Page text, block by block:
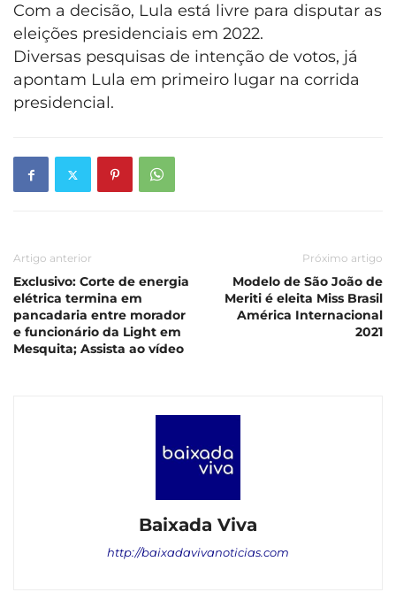
Com a decisão, Lula está livre para disputar as
eleições presidenciais em 2022.
Diversas pesquisas de intenção de votos, já
apontam Lula em primeiro lugar na corrida
presidencial.
Artigo anterior
Exclusivo: Corte de energia
elétrica termina em
pancadaria entre morador
e funcionário da Light em
Mesquita; Assista ao vídeo
Próximo artigo
Modelo de São João de
Meriti é eleita Miss Brasil
América Internacional
2021
Baixada Viva
http://baixadavivanoticias.com